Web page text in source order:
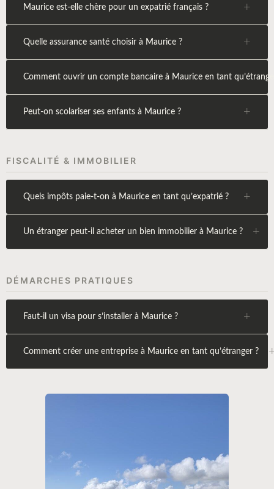
Maurice est-elle chère pour un expatrié français ? +
Quelle assurance santé choisir à Maurice ? +
Comment ouvrir un compte bancaire à Maurice en tant
Peut-on scolariser ses enfants à Maurice ? +
FISCALITÉ & IMMOBILIER
Quels impôts paie-t-on à Maurice en tant qu’expatrié ? +
Un étranger peut-il acheter un bien immobilier à Maurice ? +
DÉMARCHES PRATIQUES
Faut-il un visa pour s’installer à Maurice ? +
Comment créer une entreprise à Maurice en tant qu’étranger ?